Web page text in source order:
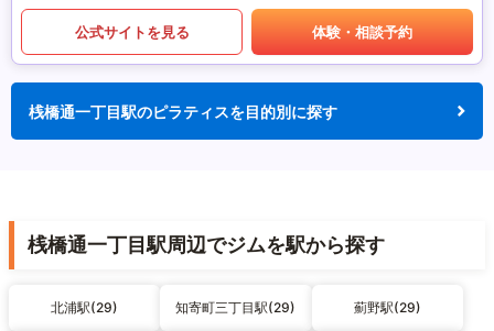
公式サイトを見る 体験・相談予約
桟橋通一丁目駅のピラティスを目的別に探す
桟橋通一丁目駅周辺でジムを駅から探す
北浦駅(29) 知寄町三丁目駅(29) 薊野駅(29)